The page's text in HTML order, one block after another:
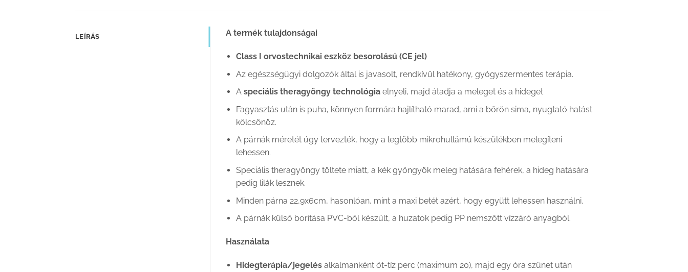
LEÍRÁS A termék tulajdonságai
Class I orvostechnikai eszköz besorolású (CE jel)
Az egészségügyi dolgozók által is javasolt, rendkívül hatékony, gyógyszermentes terápia.
Aspeciális theragyöngy technológia elnyeli, majd átadja a meleget és a hideget
Fagyasztás után is puha, könnyen formára hajlítható marad, ami a bőrön sima, nyugtató hatást
kölcsönöz.
A párnák méretét úgy tervezték, hogy a legtöbb mikrohullámú készülékben melegíteni
lehessen.
Speciális theragyöngy töltete miatt, a kék gyöngyök meleg hatására fehérek, a hideg hatására
pedig lilák lesznek.
Minden párna 22,9x6cm, hasonlóan, mint a maxi betét azért, hogy együtt lehessen használni.
A párnák külső borítása PVC-ből készült, a huzatok pedig PP nemszőtt vízzáró anyagból.
Használata
Hidegterápia/jegelés alkalmanként öt-tíz perc (maximum 20), majd egy óra szünet után